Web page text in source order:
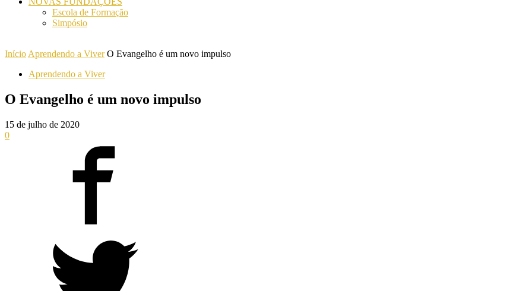
Escola de Formação
Simpósio
Início Aprendendo a Viver O Evangelho é um novo impulso
Aprendendo a Viver
O Evangelho é um novo impulso
15 de julho de 2020
0